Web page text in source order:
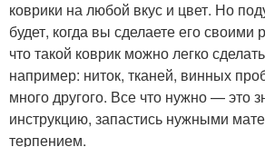
коврики на любой вкус и цвет. Но
будет, когда вы сделаете его своими
что такой коврик можно легко
например: ниток, тканей, винных
много другого. Все что нужно — это
инструкцию, запастись нужными
терпением.